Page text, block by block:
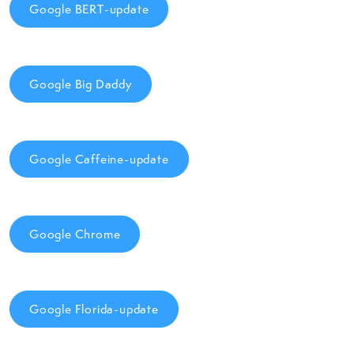
Google BERT-update
Google Big Daddy
Google Caffeine-update
Google Chrome
Google Florida-update